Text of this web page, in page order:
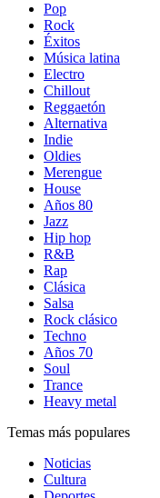
Pop
Rock
Éxitos
Música latina
Electro
Chillout
Reggaetón
Alternativa
Indie
Oldies
Merengue
House
Años 80
Jazz
Hip hop
R&B
Rap
Clásica
Salsa
Rock clásico
Techno
Años 70
Soul
Trance
Heavy metal
Temas más populares
Noticias
Cultura